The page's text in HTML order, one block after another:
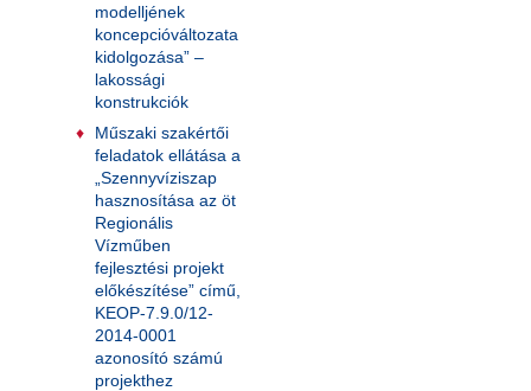
modelljének
koncepcióváltozata
kidolgozása” –
lakossági
konstrukciók
Műszaki szakértői
feladatok ellátása a
„Szennyvíziszap
hasznosítása az öt
Regionális
Vízműben
fejlesztési projekt
előkészítése” című,
KEOP-7.9.0/12-
2014-0001
azonosító számú
projekthez